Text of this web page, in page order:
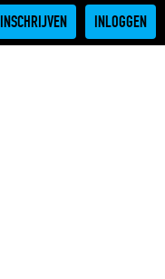
INSCHRIJVEN INLOGGEN